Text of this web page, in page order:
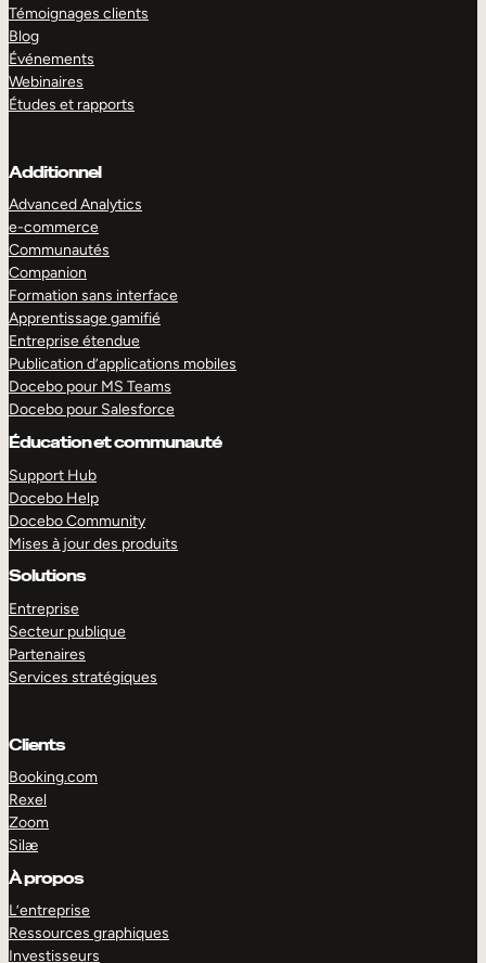
Témoignages clients
Blog
Événements
Webinaires
Études et rapports
Additionnel
Advanced Analytics
e-commerce
Communautés
Companion
Formation sans interface
Apprentissage gamifié
Entreprise étendue
Publication d’applications mobiles
Docebo pour MS Teams
Docebo pour Salesforce
Éducation et communauté
Support Hub
Docebo Help
Docebo Community
Mises à jour des produits
Solutions
Entreprise
Secteur publique
Partenaires
Services stratégiques
Clients
Booking.com
Rexel
Zoom
Silæ
À propos
L’entreprise
Ressources graphiques
Investisseurs